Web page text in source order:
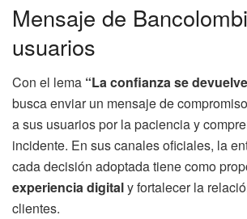
Mensaje de
usuarios
Con el lema “La confianza se
busca enviar un mensaje de
a sus usuarios por la paciencia y
incidente. En sus canales oficiales, la
cada decisión adoptada tiene como
experiencia digitaly fortalecer la
clientes.